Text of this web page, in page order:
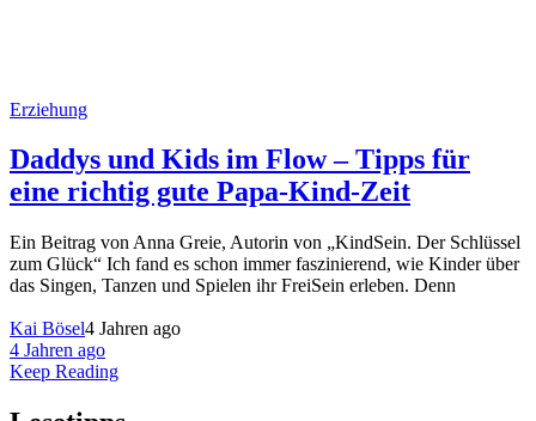
Erziehung
Daddys und Kids im Flow – Tipps für
eine richtig gute Papa-Kind-Zeit
Ein Beitrag von Anna Greie, Autorin von „KindSein. Der Schlüssel
zum Glück“ Ich fand es schon immer faszinierend, wie Kinder über
das Singen, Tanzen und Spielen ihr FreiSein erleben. Denn
Kai Bösel4 Jahren ago
4 Jahren ago
Keep Reading